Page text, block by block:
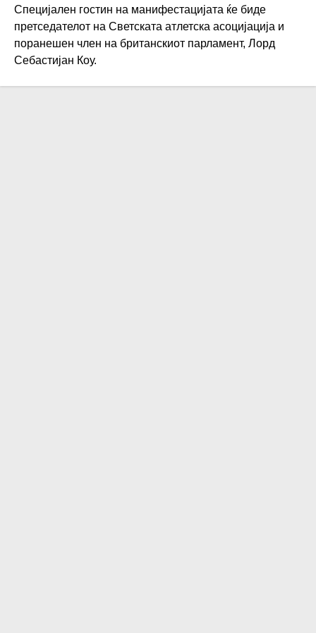
Специјален гостин на манифестацијата ќе биде
претседателот на Светската атлетска асоцијација и
поранешен член на британскиот парламент, Лорд
Себастијан Коу.